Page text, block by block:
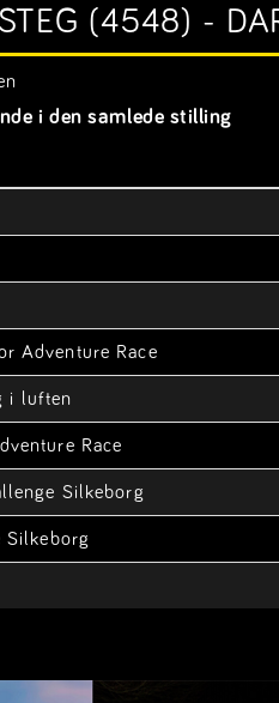
(4548) -
i den samlede stilling
Adventure Race
i luften
Race
Silkeborg
Silkeborg